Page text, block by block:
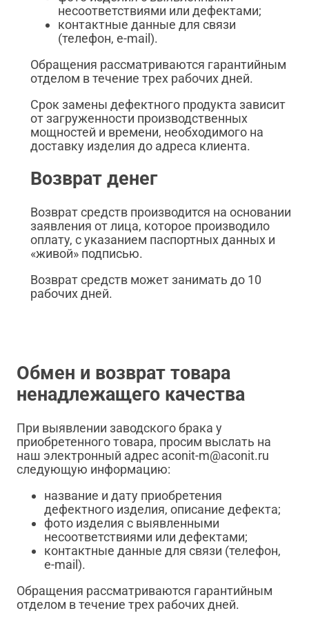
несоответствиями или дефектами;
контактные данные для связи
(телефон, e-mail).
Обращения рассматриваются гарантийным
отделом в течение трех рабочих дней.
Срок замены дефектного продукта зависит
от загруженности производственных
мощностей и времени, необходимого на
доставку изделия до адреса клиента.
Возврат денег
Возврат средств производится на основании
заявления от лица, которое производило
оплату, с указанием паспортных данных и
«живой» подписью.
Возврат средств может занимать до 10
рабочих дней.
Обмен и возврат товара
ненадлежащего качества
При выявлении заводского брака у
приобретенного товара, просим выслать на
наш электронный адрес aconit-m@aconit.ru
следующую информацию:
название и дату приобретения
дефектного изделия, описание дефекта;
фото изделия с выявленными
несоответствиями или дефектами;
контактные данные для связи (телефон,
e-mail).
Обращения рассматриваются гарантийным
отделом в течение трех рабочих дней.